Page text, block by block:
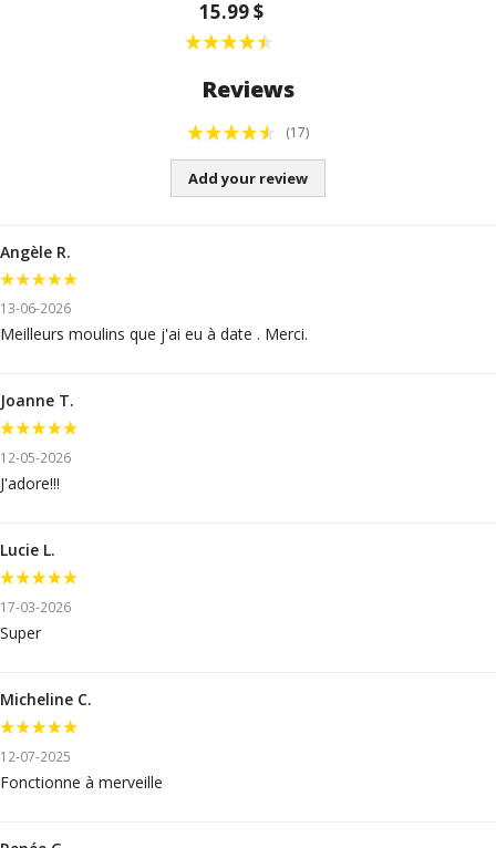
15.99 $
Reviews
(17)
Add your review
Angèle R.
13-06-2026
Meilleurs moulins que j'ai eu à date . Merci.
Joanne T.
12-05-2026
J'adore!!!
Lucie L.
17-03-2026
Super
Micheline C.
12-07-2025
Fonctionne à merveille